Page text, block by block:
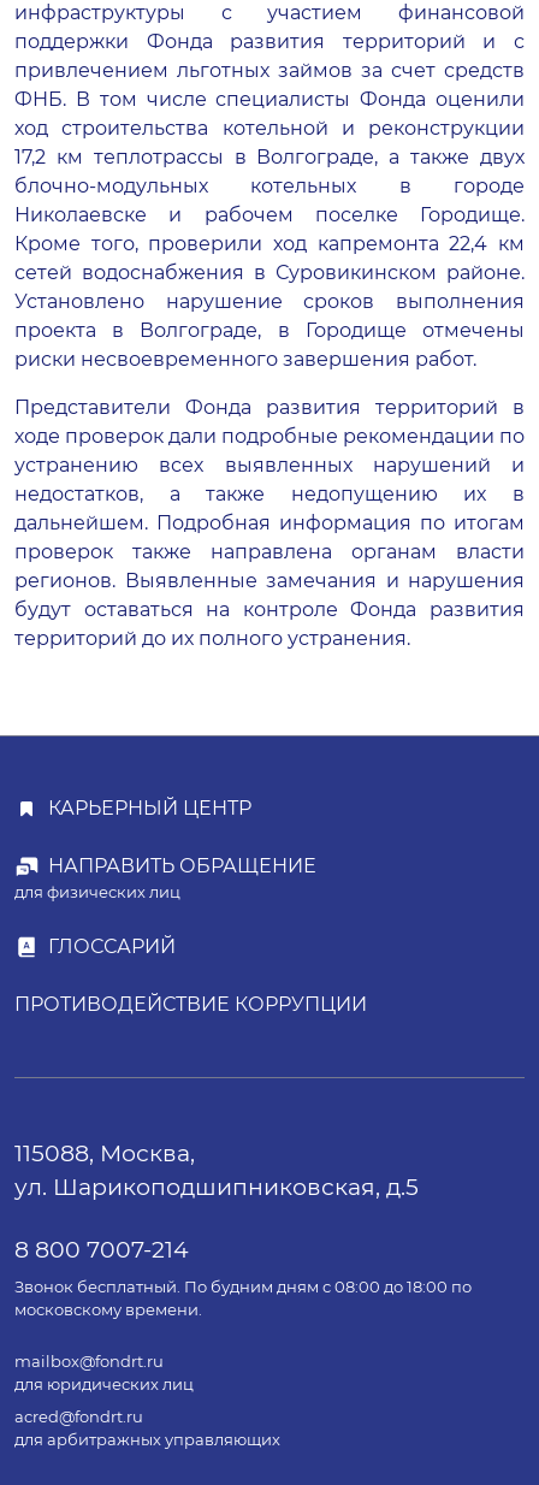
инфраструктуры с участием финансовой
поддержки Фонда развития территорий и с
привлечением льготных займов за счет средств
ФНБ. В том числе специалисты Фонда оценили
ход строительства котельной и реконструкции
17,2 км теплотрассы в Волгограде, а также двух
блочно-модульных котельных в городе
Николаевске и рабочем поселке Городище.
Кроме того, проверили ход капремонта 22,4 км
сетей водоснабжения в Суровикинском районе.
Установлено нарушение сроков выполнения
проекта в Волгограде, в Городище отмечены
риски несвоевременного завершения работ.
Представители Фонда развития территорий в
ходе проверок дали подробные рекомендации по
устранению всех выявленных нарушений и
недостатков, а также недопущению их в
дальнейшем. Подробная информация по итогам
проверок также направлена органам власти
регионов. Выявленные замечания и нарушения
будут оставаться на контроле Фонда развития
территорий до их полного устранения.
КАРЬЕРНЫЙ ЦЕНТР
НАПРАВИТЬ ОБРАЩЕНИЕ
для физических лиц
ГЛОССАРИЙ
ПРОТИВОДЕЙСТВИЕ КОРРУПЦИИ
115088, Москва,
ул. Шарикоподшипниковская, д.5
8 800 7007-214
Звонок бесплатный. По будним дням с 08:00 до 18:00 по
московскому времени.
mailbox@fondrt.ru
для юридических лиц
acred@fondrt.ru
для арбитражных управляющих